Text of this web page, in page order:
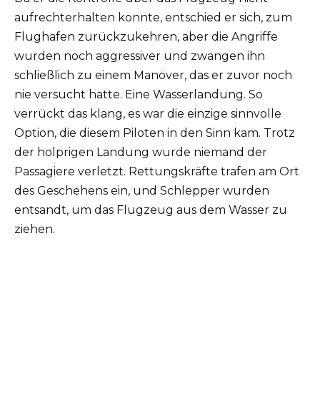
aufrechterhalten konnte, entschied er sich, zum
Flughafen zurückzukehren, aber die Angriffe
wurden noch aggressiver und zwangen ihn
schließlich zu einem Manöver, das er zuvor noch
nie versucht hatte. Eine Wasserlandung. So
verrückt das klang, es war die einzige sinnvolle
Option, die diesem Piloten in den Sinn kam. Trotz
der holprigen Landung wurde niemand der
Passagiere verletzt. Rettungskräfte trafen am Ort
des Geschehens ein, und Schlepper wurden
entsandt, um das Flugzeug aus dem Wasser zu
ziehen.